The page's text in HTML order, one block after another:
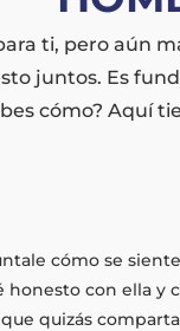
ti, pero aún
juntos. Es
cómo? Aquí
cómo se
honesto con ella
quizás